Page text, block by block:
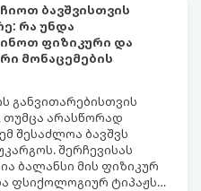
ბავშვისთვის
რა უნდა
ფიზიკური და
მონაცემების
განვითარებისთვის
არასწორად
შესაძლოა ბავშვს
შერჩევისას
ბალანსი მის ფიზიკურ
ფსიქოლოგიურ ტიპაჟს